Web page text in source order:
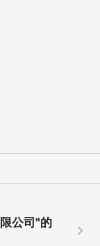
公司"的